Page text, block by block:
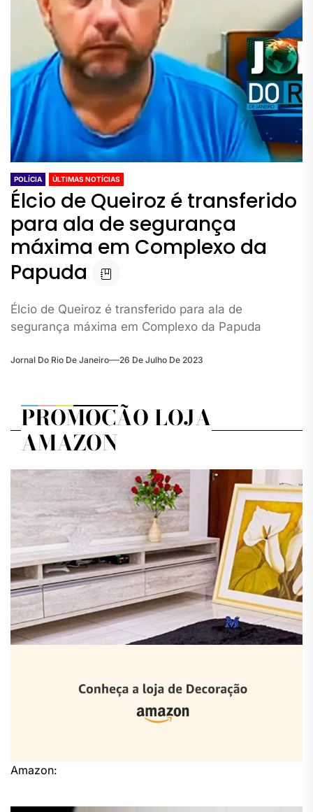
POLÍCIA ÚLTIMAS NOTÍCIAS
Élcio de Queiroz é transferido
para ala de segurança
máxima em Complexo da
Papuda
Élcio de Queiroz é transferido para ala de
segurança máxima em Complexo da Papuda
Jornal Do Rio De Janeiro 26 De Julho De 2023
PROMOÇÃO LOJA
AMAZON
Amazon: